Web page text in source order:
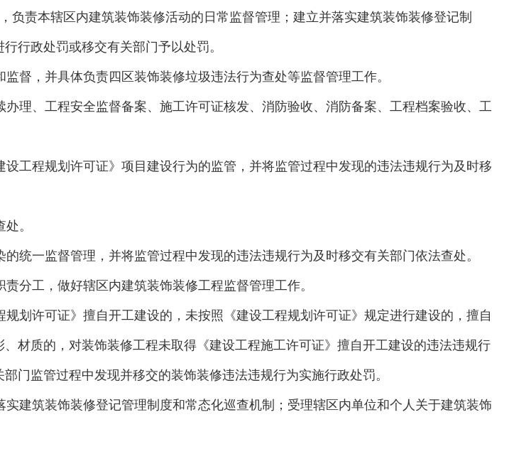
责本辖区内建筑装饰装修活动的日常监督管理；建立并落实建筑装饰装修登记制
行政处罚或移交有关部门予以处罚。
督，并具体负责四区装饰装修垃圾违法行为查处等监督管理工作。
理、工程安全监督备案、施工许可证核发、消防验收、消防备案、工程档案验收、工
工程规划许可证》项目建设行为的监管，并将监管过程中发现的违法违规行为及时移
。
统一监督管理，并将监管过程中发现的违法违规行为及时移交有关部门依法查处。
分工，做好辖区内建筑装饰装修工程监督管理工作。
划许可证》擅自开工建设的，未按照《建设工程规划许可证》规定进行建设的，擅自
材质的，对装饰装修工程未取得《建设工程施工许可证》擅自开工建设的违法违规行
门监管过程中发现并移交的装饰装修违法违规行为实施行政处罚。
建筑装饰装修登记管理制度和常态化巡查机制；受理辖区内单位和个人关于建筑装饰